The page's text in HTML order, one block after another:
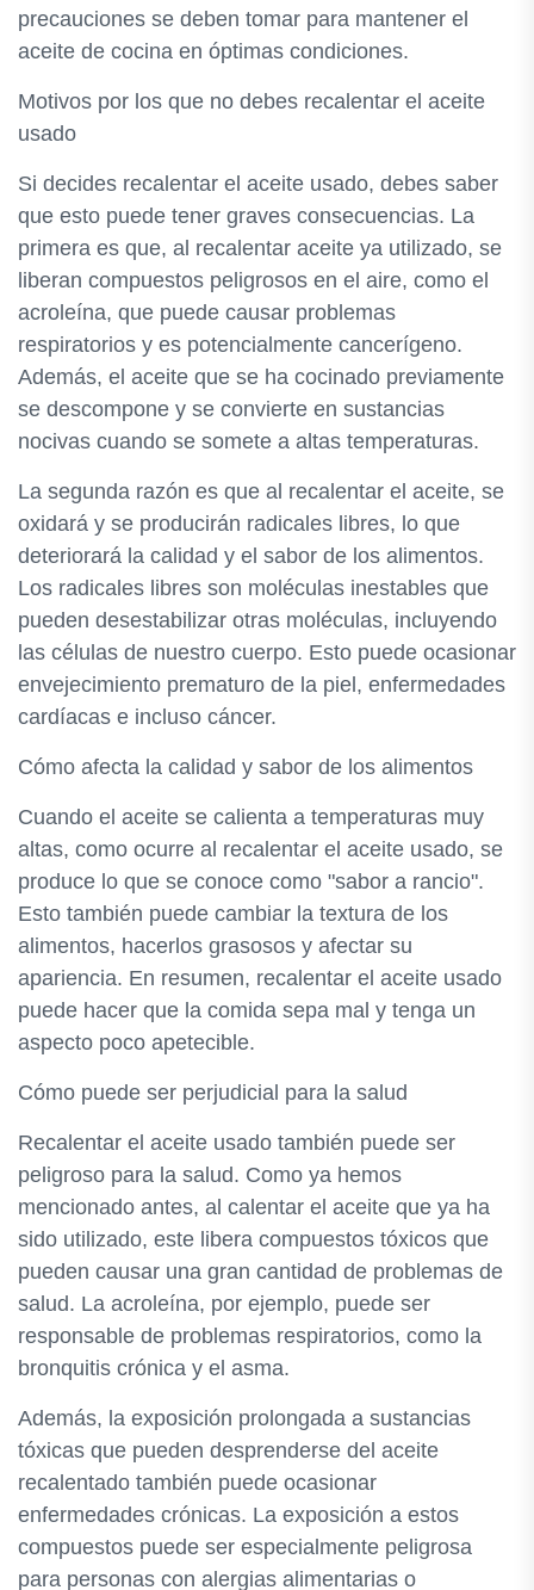
precauciones se deben tomar para mantener el
aceite de cocina en óptimas condiciones.
Motivos por los que no debes recalentar el aceite
usado
Si decides recalentar el aceite usado, debes saber
que esto puede tener graves consecuencias. La
primera es que, al recalentar aceite ya utilizado, se
liberan compuestos peligrosos en el aire, como el
acroleína, que puede causar problemas
respiratorios y es potencialmente cancerígeno.
Además, el aceite que se ha cocinado previamente
se descompone y se convierte en sustancias
nocivas cuando se somete a altas temperaturas.
La segunda razón es que al recalentar el aceite, se
oxidará y se producirán radicales libres, lo que
deteriorará la calidad y el sabor de los alimentos.
Los radicales libres son moléculas inestables que
pueden desestabilizar otras moléculas, incluyendo
las células de nuestro cuerpo. Esto puede ocasionar
envejecimiento prematuro de la piel, enfermedades
cardíacas e incluso cáncer.
Cómo afecta la calidad y sabor de los alimentos
Cuando el aceite se calienta a temperaturas muy
altas, como ocurre al recalentar el aceite usado, se
produce lo que se conoce como "sabor a rancio".
Esto también puede cambiar la textura de los
alimentos, hacerlos grasosos y afectar su
apariencia. En resumen, recalentar el aceite usado
puede hacer que la comida sepa mal y tenga un
aspecto poco apetecible.
Cómo puede ser perjudicial para la salud
Recalentar el aceite usado también puede ser
peligroso para la salud. Como ya hemos
mencionado antes, al calentar el aceite que ya ha
sido utilizado, este libera compuestos tóxicos que
pueden causar una gran cantidad de problemas de
salud. La acroleína, por ejemplo, puede ser
responsable de problemas respiratorios, como la
bronquitis crónica y el asma.
Además, la exposición prolongada a sustancias
tóxicas que pueden desprenderse del aceite
recalentado también puede ocasionar
enfermedades crónicas. La exposición a estos
compuestos puede ser especialmente peligrosa
para personas con alergias alimentarias o